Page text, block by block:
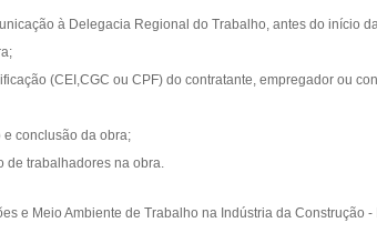
à Delegacia Regional do Trabalho, antes do início
(CEI,CGC ou CPF) do contratante, empregador ou
conclusão da obra;
de trabalhadores na obra.
e Meio Ambiente de Trabalho na Indústria da Construção -